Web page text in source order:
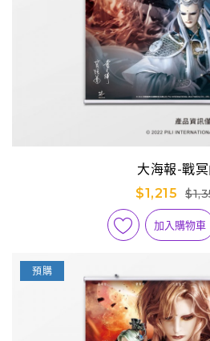
大海報-戰冥
$1,215
加入購物車
預購